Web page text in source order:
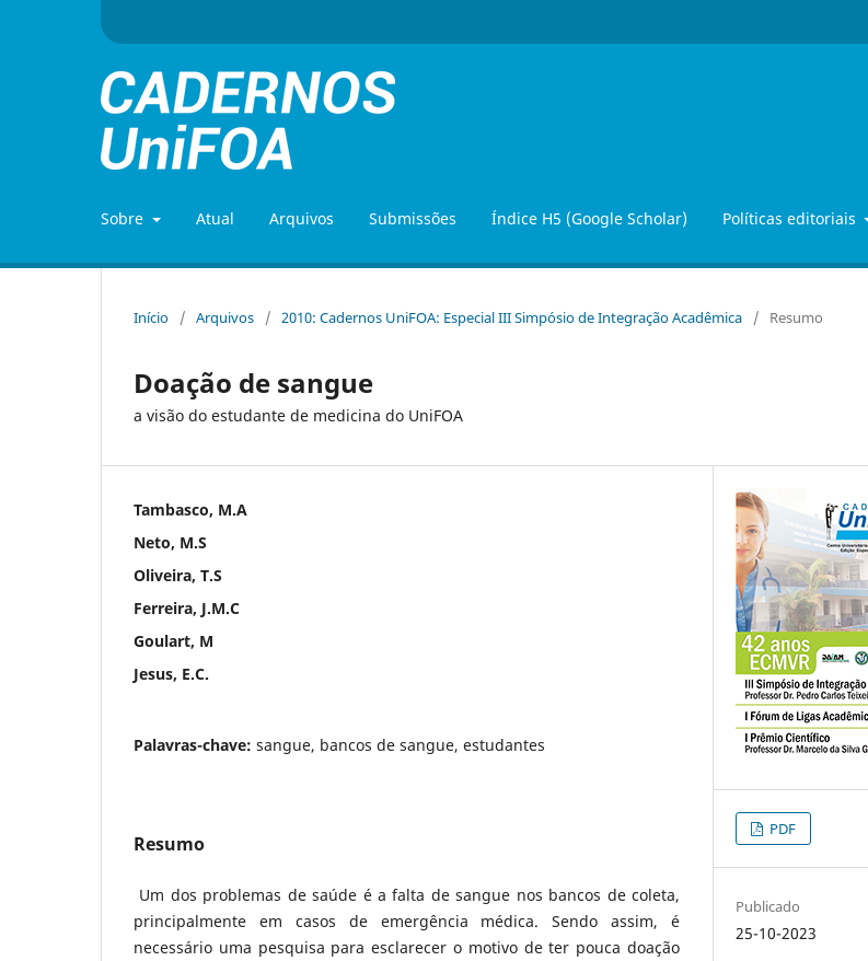
Sobre Atual Arquivos Submissões Índice H5 (Google Scholar) Políticas editoriais
Início / Arquivos / 2010: Cadernos UniFOA: Especial III Simpósio de Integração Acadêmica / Resumo
Doação de sangue
a visão do estudante de medicina do UniFOA
Tambasco, M.A
Neto, M.S
Oliveira, T.S
Ferreira, J.M.C
Goulart, M
Jesus, E.C.
Palavras-chave: sangue, bancos de sangue, estudantes
Resumo
Um dos problemas de saúde é a falta de sangue nos bancos de coleta,
principalmente em casos de emergência médica. Sendo assim, é
necessário uma pesquisa para esclarecer o motivo de ter pouca doação
PDF
Publicado
25-10-2023